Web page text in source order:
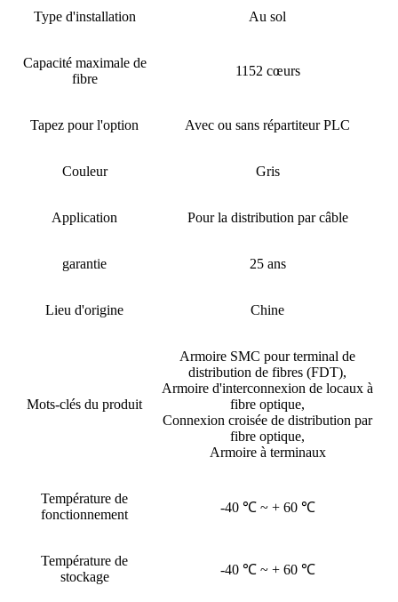
Type d'installation Au sol
Capacité maximale de
fibre
1152 cœurs
Tapez pour l'option Avec ou sans répartiteur PLC
Couleur Gris
Application Pour la distribution par câble
garantie 25 ans
Lieu d'origine Chine
Mots-clés du produit
Armoire SMC pour terminal de
distribution de fibres (FDT),
Armoire d'interconnexion de locaux à
fibre optique,
Connexion croisée de distribution par
fibre optique,
Armoire à terminaux
Température de
fonctionnement
-40 ℃ ~ + 60 ℃
Température de
stockage
-40 ℃ ~ + 60 ℃